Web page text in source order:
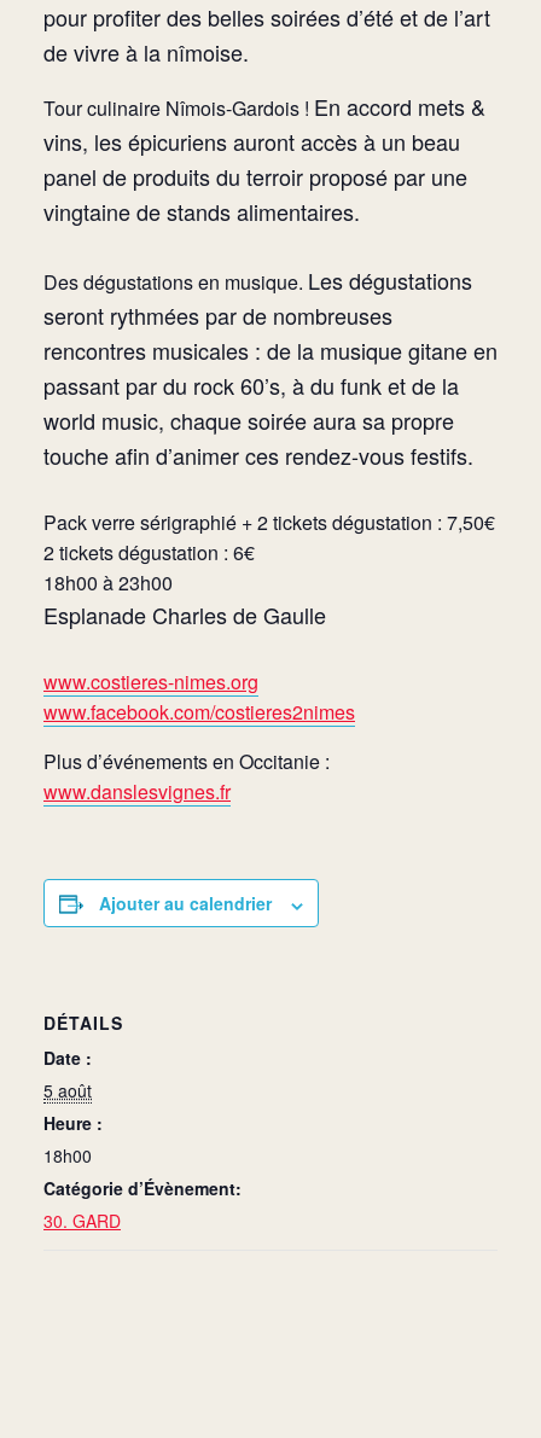
pour profiter des belles soirées d’été et de l’art
de vivre à la nîmoise.
Tour culinaire Nîmois-Gardois ! En accord mets &
vins, les épicuriens auront accès à un beau
panel de produits du terroir proposé par une
vingtaine de stands alimentaires.
Des dégustations en musique. Les dégustations
seront rythmées par de nombreuses
rencontres musicales : de la musique gitane en
passant par du rock 60’s, à du funk et de la
world music, chaque soirée aura sa propre
touche afin d’animer ces rendez-vous festifs.
Pack verre sérigraphié + 2 tickets dégustation : 7,50€
2 tickets dégustation : 6€
18h00 à 23h00
Esplanade Charles de Gaulle
www.costieres-nimes.org
www.facebook.com/costieres2nimes
Plus d’événements en Occitanie :
www.danslesvignes.fr
Ajouter au calendrier
DÉTAILS
Date :
5 août
Heure :
18h00
Catégorie d’Évènement:
30. GARD